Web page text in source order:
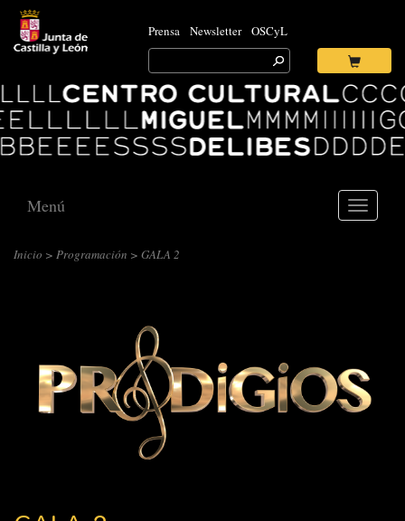
Prensa Newsletter OSCyL
Search
for:
Ok
Centro
Cultural
Miguel
Delibes
Toggle
Menú
Inicio > Programación > GALA 2